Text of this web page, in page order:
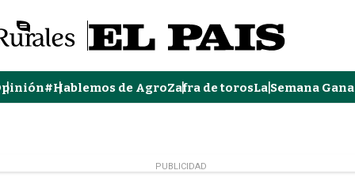
#Hablemos de AgroZafra de torosLa Semana
PUBLICIDAD